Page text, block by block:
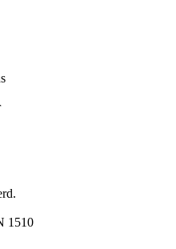
1510